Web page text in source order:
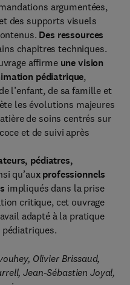
argumentées,
des supports visuels
Des ressources
chapitres techniques.
affirme une vision
pédiatrique,
l’enfant, de sa famille et
les évolutions majeures
de soins centrés sur
et de suivi après
pédiatres,
qu’aux professionnels
impliqués dans la prise
critique, cet ouvrage
adapté à la pratique
Olivier Brissaud,
Jean-Sébastien Joyal,